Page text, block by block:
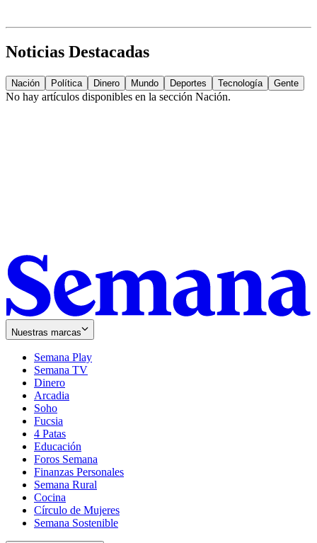
Noticias Destacadas
Nación Política Dinero Mundo Deportes Tecnología Gente
No hay artículos disponibles en la sección Nación.
Nuestras marcas
Semana Play
Semana TV
Dinero
Arcadia
Soho
in
new
window
Fucsia
in
new
window
4 Patas
Educación
Foros Semana
Finanzas Personales
Semana Rural
Cocina
Círculo de Mujeres
Semana Sostenible